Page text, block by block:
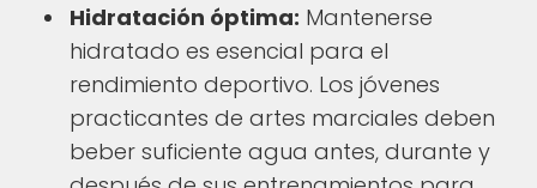
Hidratación óptima: Mantenerse
hidratado es esencial para el
rendimiento deportivo. Los jóvenes
practicantes de artes marciales deben
beber suficiente agua antes, durante y